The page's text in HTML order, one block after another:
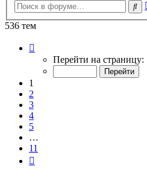
536 тем
Перейти на страницу:
1
2
3
4
5
…
11